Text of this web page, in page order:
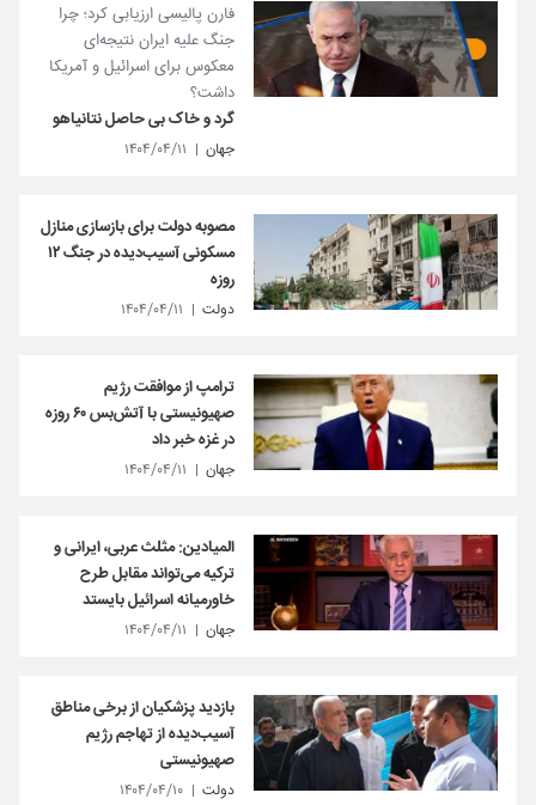
فارن پالیسی ارزیابی کرد؛ چرا
جنگ علیه ایران نتیجه‌ای
معکوس برای اسرائیل و آمریکا
داشت؟
گرد و خاک بی حاصل نتانیاهو
جهان ۱۴۰۴/۰۴/۱۱
مصوبه دولت برای بازسازی منازل
مسکونی آسیب‌دیده در جنگ ۱۲
روزه
دولت ۱۴۰۴/۰۴/۱۱
ترامپ از موافقت رژیم
صهیونیستی با آتش‌بس ۶۰ روزه
در غزه خبر داد
جهان ۱۴۰۴/۰۴/۱۱
المیادین: مثلث عربی، ایرانی و
ترکیه می‌تواند مقابل طرح
خاورمیانه اسرائیل بایستد
جهان ۱۴۰۴/۰۴/۱۱
بازدید پزشکیان از برخی مناطق
آسیب‌دیده از تهاجم رژیم
صهیونیستی
دولت ۱۴۰۴/۰۴/۱۰